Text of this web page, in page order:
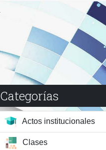
Categorías
Actos institucionales
Clases